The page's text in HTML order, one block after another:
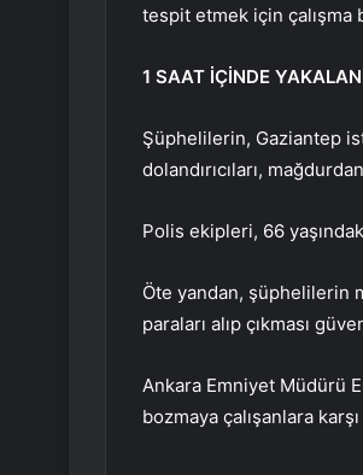
tespit etmek için çalışma
1 SAAT İÇİNDE
Şüphelilerin, Gaziantep
dolandırıcıları,
Polis ekipleri, 66
Öte yandan, şüphelilerin
paraları alıp çıkması
Ankara Emniyet Müdürü
bozmaya çalışanlara